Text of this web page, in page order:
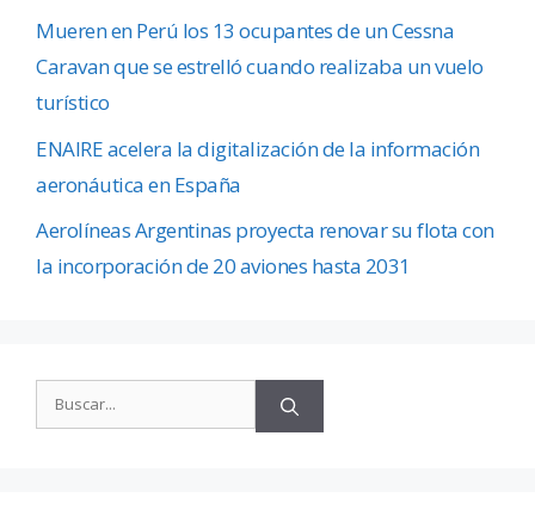
Mueren en Perú los 13 ocupantes de un Cessna
Caravan que se estrelló cuando realizaba un vuelo
turístico
ENAIRE acelera la digitalización de la información
aeronáutica en España
Aerolíneas Argentinas proyecta renovar su flota con
la incorporación de 20 aviones hasta 2031